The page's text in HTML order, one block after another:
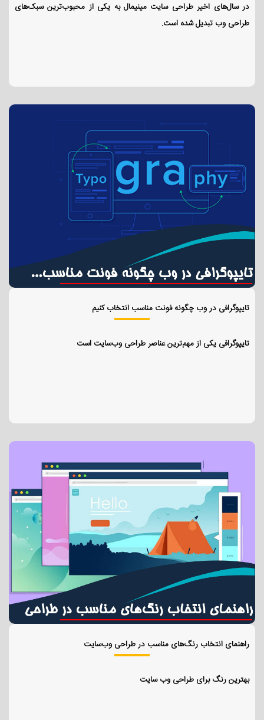
در سال‌های اخیر طراحی سایت مینیمال به یکی از محبوب‌ترین سبک‌های
طراحی وب تبدیل شده است.
تایپوگرافی در وب چگونه فونت مناسب انتخاب کنیم
تایپوگرافی یکی از مهم‌ترین عناصر طراحی وب‌سایت است
راهنمای انتخاب رنگ‌های مناسب در طراحی وب‌سایت
بهترین رنگ برای طراحی وب سایت